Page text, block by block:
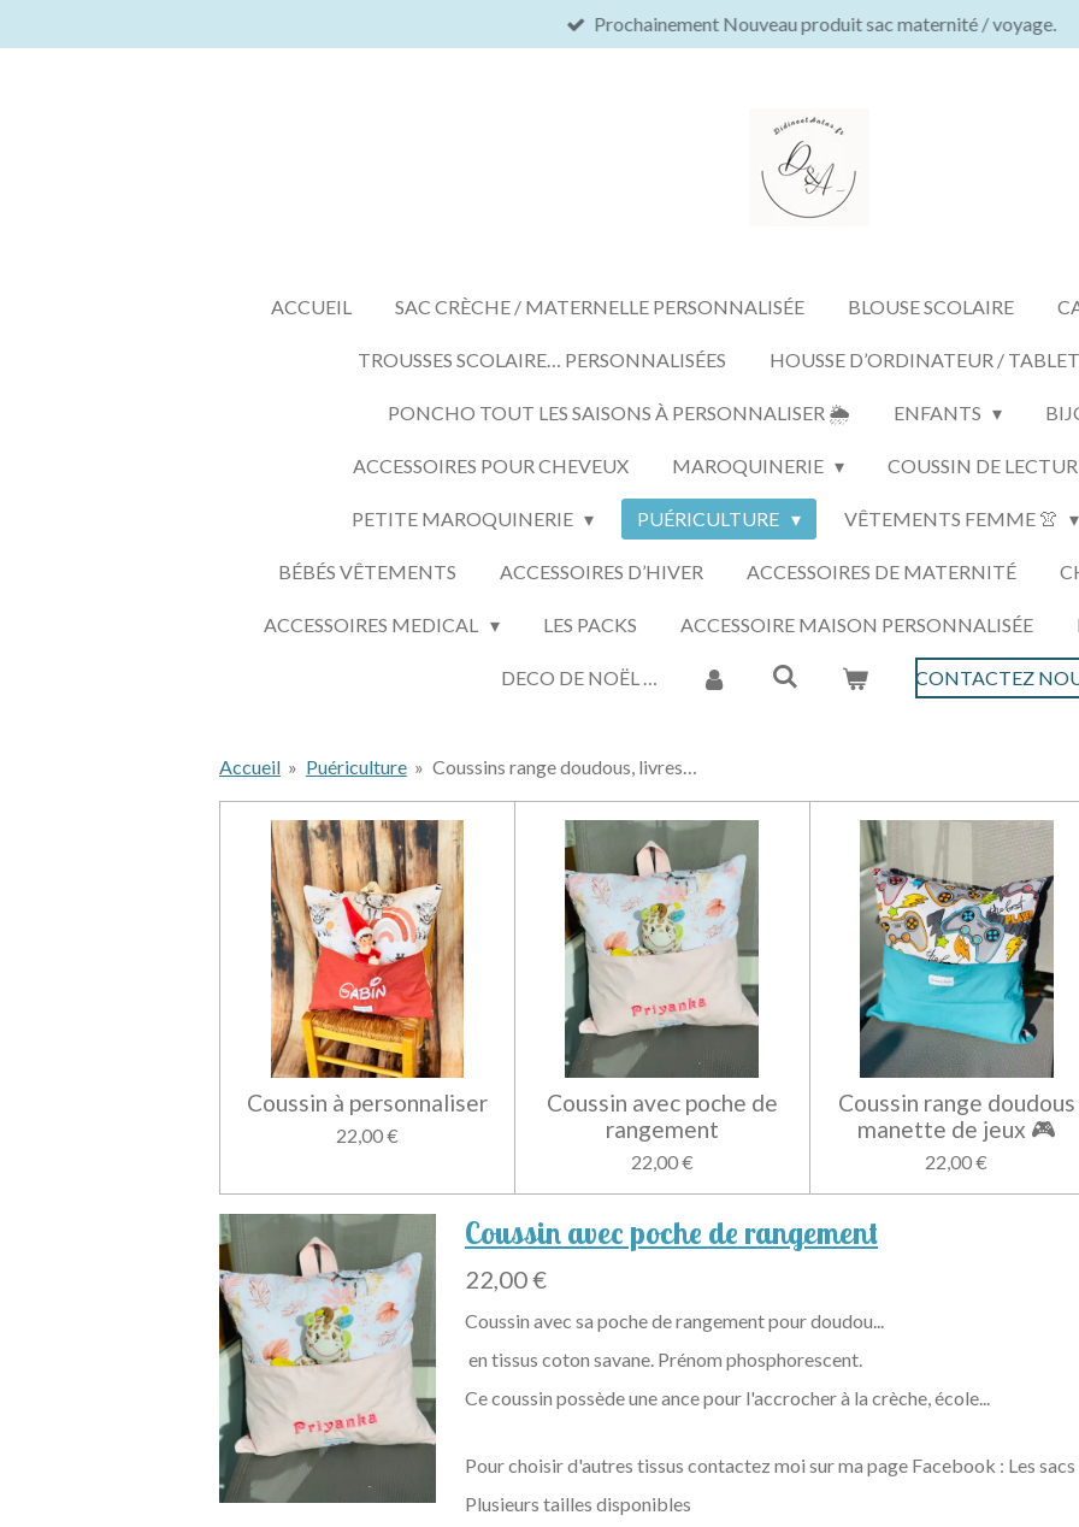
au
Prochainement Nouveau produit sac maternité / voyage.
ACCUEIL SAC CRÈCHE / MATERNELLE PERSONNALISÉE BLOUSE SCOLAIRE
TROUSSES SCOLAIRE… PERSONNALISÉES HOUSSE D’ORDINATEUR /
PONCHO TOUT LES SAISONS À PERSONNALISER 🌦️ ENFANTS
ACCESSOIRES POUR CHEVEUX MAROQUINERIE COUSSIN DE
PETITE MAROQUINERIE PUÉRICULTURE VÊTEMENTS FEMME 👚
BÉBÉS VÊTEMENTS ACCESSOIRES D’HIVER ACCESSOIRES DE MATERNITÉ
ACCESSOIRES MEDICAL LES PACKS ACCESSOIRE MAISON PERSONNALISÉE
DECO DE NOËL … CONTACTEZ
Accueil » Puériculture » Coussins range doudous, livres…
Coussin à personnaliser
22,00 €
Coussin avec poche de
rangement
22,00 €
Coussin range doudous
manette de jeux 🎮
22,00 €
Coussin avec poche de rangement
22,00 €
Coussin avec sa poche de rangement pour doudou...
en tissus coton savane. Prénom phosphorescent.
Ce coussin possède une ance pour l'accrocher à la crèche, école...
Pour choisir d'autres tissus contactez moi sur ma page Facebook : Les sacs
Plusieurs tailles disponibles